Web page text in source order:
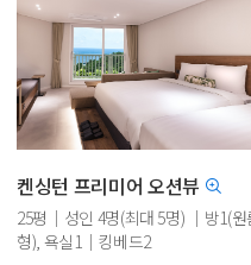
켄싱턴 프리미어 오션뷰
25평｜성인 4명(최대 5명) ｜방1(원
형), 욕실1｜킹베드2